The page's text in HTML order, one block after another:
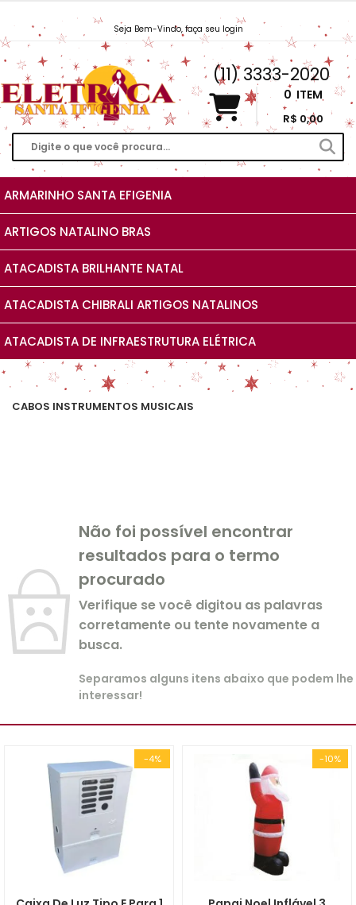
Seja Bem-Vindo, faça seu login
Vendas@EletricaSantaIfigenia.com.br
(11) 3333-2020
0 ITEM
R$ 0,00
ARMARINHO SANTA EFIGENIA
ARTIGOS NATALINO BRAS
ATACADISTA BRILHANTE NATAL
ATACADISTA CHIBRALI ARTIGOS NATALINOS
ATACADISTA DE INFRAESTRUTURA ELÉTRICA
CABOS INSTRUMENTOS MUSICAIS
Não foi possível encontrar
resultados para o termo
procurado
Verifique se você digitou as palavras
corretamente ou tente novamente a
busca.
Separamos alguns itens abaixo que podem lhe
interessar!
-4% -10%